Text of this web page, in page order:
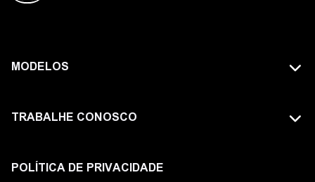
MODELOS
HAVAL
TRABALHE CONOSCO
POLÍTICA DE PRIVACIDADE